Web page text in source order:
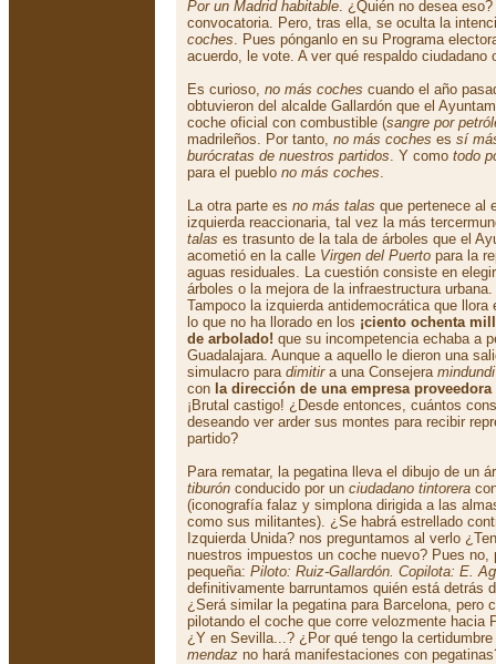
Por un Madrid habitable. ¿Quién no desea
convocatoria. Pero, tras ella, se oculta la
coches. Pues pónganlo en su Programa
acuerdo, le vote. A ver qué respaldo ciudadano
Es curioso, no más coches cuando el año
obtuvieron del alcalde Gallardón que el
coche oficial con combustible (sangre por
madrileños. Por tanto, no más coches es sí
burócratas de nuestros partidos. Y como todo
para el pueblo no más coches.
La otra parte es no más talas que pertenece al
izquierda reaccionaria, tal vez la más
talas es trasunto de la tala de árboles que el
acometió en la calle Virgen del Puerto para la
aguas residuales. La cuestión consiste en
árboles o la mejora de la infraestructura
Tampoco la izquierda antidemocrática que llora
lo que no ha llorado en los ¡ciento ochenta
de arbolado! que su incompetencia echaba a
Guadalajara. Aunque a aquello le dieron una
simulacro para dimitira una Consejera mindundi
con la dirección de una empresa
¡Brutal castigo! ¿Desde entonces, cuántos
deseando ver arder sus montes para recibir
partido?
Para rematar, la pegatina lleva el dibujo de un
tiburón conducido por un ciudadano tintorera
(iconografía falaz y simplona dirigida a las
como sus militantes). ¿Se habrá estrellado
Izquierda Unida? nos preguntamos al verlo
nuestros impuestos un coche nuevo? Pues no,
pequeña: Piloto: Ruiz-Gallardón. Copilota: E.
definitivamente barruntamos quién está detrás
¿Será similar la pegatina para Barcelona, pero
pilotando el coche que corre velozmente hacia
¿Y en Sevilla...? ¿Por qué tengo la
mendaz no hará manifestaciones con